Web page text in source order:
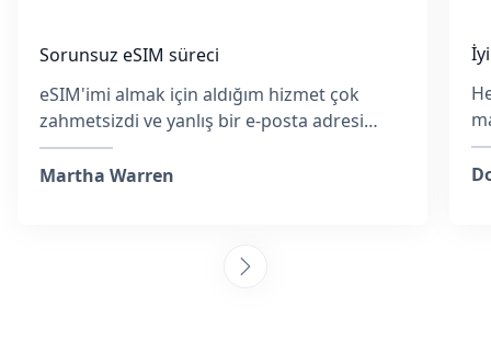
Sorunsuz eSIM süreci
eSIM'imi almak için aldığım hizmet çok
zahmetsizdi ve yanlış bir e-posta adresi
girmiş olsam da, ekip hızlıca yanıt verdi ve
her adımda yardımcı oldu.
Martha Warren